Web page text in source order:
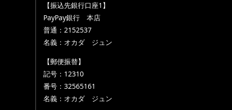
【振込先銀行口座1】
PayPay銀行 本店
普通：2152537
名義：オカダ ジュン
【郵便振替】
記号：12310
番号：32565161
名義：オカダ ジュン